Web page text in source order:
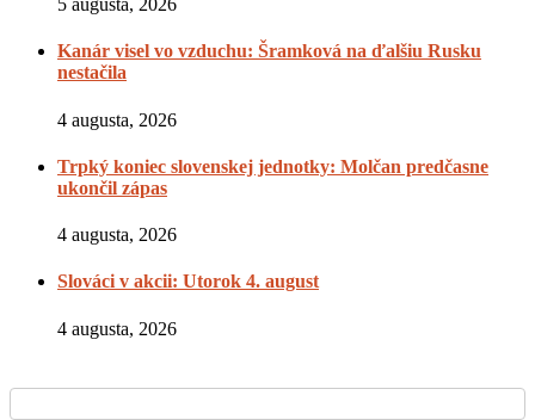
5 augusta, 2026
Kanár visel vo vzduchu: Šramková na ďalšiu Rusku
nestačila
4 augusta, 2026
Trpký koniec slovenskej jednotky: Molčan predčasne
ukončil zápas
4 augusta, 2026
Slováci v akcii: Utorok 4. august
4 augusta, 2026